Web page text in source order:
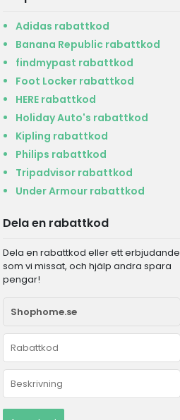
Adidas rabattkod
Banana Republic rabattkod
findmypast rabattkod
Foot Locker rabattkod
HERE rabattkod
Holiday Auto's rabattkod
Kipling rabattkod
Philips rabattkod
Tripadvisor rabattkod
Under Armour rabattkod
Dela en rabattkod
Dela en rabattkod eller ett erbjudande
som vi missat, och hjälp andra spara
pengar!